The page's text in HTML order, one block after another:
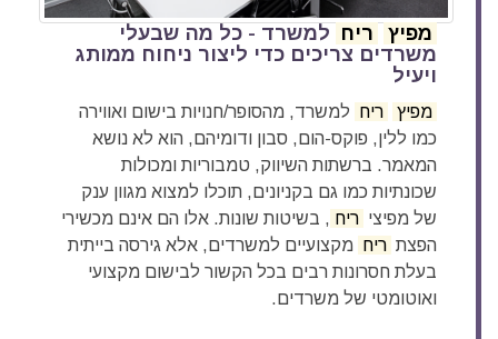
מפיץ ריח למשרד - כל מה שבעלי
משרדים צריכים כדי ליצור ניחוח ממותג
ויעיל
מפיץ ריח למשרד, מהסופר/חנויות בישום ואווירה
כמו ללין, פוקס-הום, סבון ודומיהם, הוא לא נושא
המאמר. ברשתות השיווק, טמבוריות ומכולות
שכונתיות כמו גם בקניונים, תוכלו למצוא מגוון ענק
של מפיצי ריח , בשיטות שונות. אלו הם אינם מכשירי
הפצת ריח מקצועיים למשרדים, אלא גירסה בייתית
בעלת חסרונות רבים בכל הקשור לבישום מקצועי
ואוטומטי של משרדים.